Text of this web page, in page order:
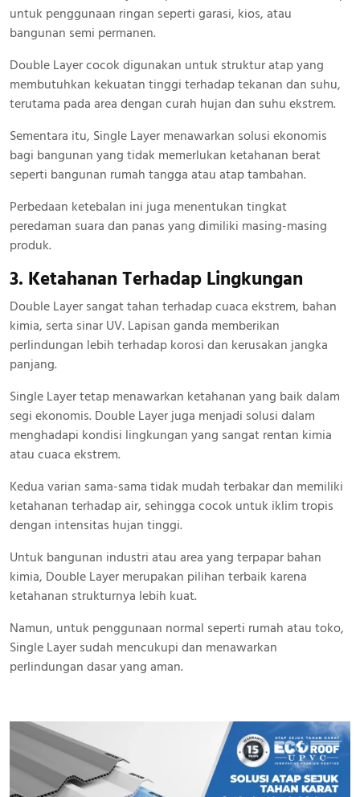
untuk penggunaan ringan seperti garasi, kios, atau
bangunan semi permanen.
Double Layer cocok digunakan untuk struktur atap yang
membutuhkan kekuatan tinggi terhadap tekanan dan suhu,
terutama pada area dengan curah hujan dan suhu ekstrem.
Sementara itu, Single Layer menawarkan solusi ekonomis
bagi bangunan yang tidak memerlukan ketahanan berat
seperti bangunan rumah tangga atau atap tambahan.
Perbedaan ketebalan ini juga menentukan tingkat
peredaman suara dan panas yang dimiliki masing-masing
produk.
3. Ketahanan Terhadap Lingkungan
Double Layer sangat tahan terhadap cuaca ekstrem, bahan
kimia, serta sinar UV. Lapisan ganda memberikan
perlindungan lebih terhadap korosi dan kerusakan jangka
panjang.
Single Layer tetap menawarkan ketahanan yang baik dalam
segi ekonomis. Double Layer juga menjadi solusi dalam
menghadapi kondisi lingkungan yang sangat rentan kimia
atau cuaca ekstrem.
Kedua varian sama-sama tidak mudah terbakar dan memiliki
ketahanan terhadap air, sehingga cocok untuk iklim tropis
dengan intensitas hujan tinggi.
Untuk bangunan industri atau area yang terpapar bahan
kimia, Double Layer merupakan pilihan terbaik karena
ketahanan strukturnya lebih kuat.
Namun, untuk penggunaan normal seperti rumah atau toko,
Single Layer sudah mencukupi dan menawarkan
perlindungan dasar yang aman.